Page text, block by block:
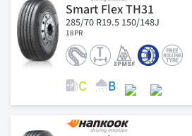
Smart Flex TH31
285/70 R19.5 150/148J
18PR